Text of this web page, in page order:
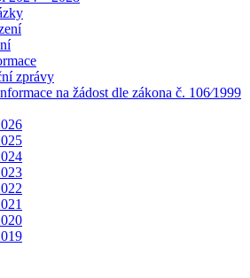
zprávy
na žádost dle zákona č. 106⁄1999